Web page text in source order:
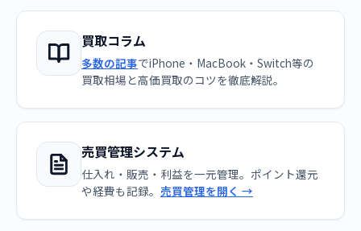
買取コラム
多数の記事でiPhone・MacBook・Switch等の
買取相場と高価買取のコツを徹底解説。
売買管理システム
仕入れ・販売・利益を一元管理。ポイント還元
や経費も記録。 売買管理を開く →